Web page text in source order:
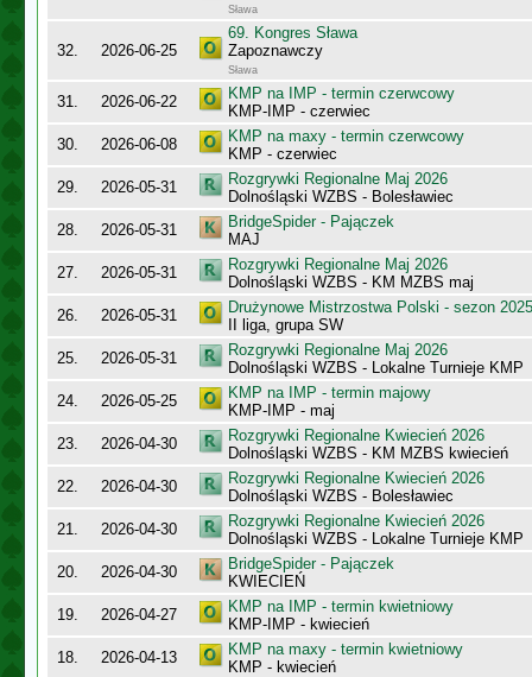
Sława
32. 2026-06-25
69. Kongres Sława
Zapoznawczy
Sława
31. 2026-06-22
KMP na IMP - termin czerwcowy
KMP-IMP - czerwiec
30.
2026-06-08
KMP na maxy - termin czerwcowy
KMP - czerwiec
29.
2026-05-31
Rozgrywki Regionalne Maj 2026
Dolnośląski WZBS - Bolesławiec
28.
2026-05-31
BridgeSpider - Pajączek
MAJ
27.
2026-05-31
Rozgrywki Regionalne Maj 2026
Dolnośląski WZBS - KM MZBS maj
26.
2026-05-31
Drużynowe Mistrzostwa Polski - sezon
II liga, grupa SW
25.
2026-05-31
Rozgrywki Regionalne Maj 2026
Dolnośląski WZBS - Lokalne Turnieje KMP
24.
2026-05-25
KMP na IMP - termin majowy
KMP-IMP - maj
23.
2026-04-30
Rozgrywki Regionalne Kwiecień 2026
Dolnośląski WZBS - KM MZBS kwiecień
22.
2026-04-30
Rozgrywki Regionalne Kwiecień 2026
Dolnośląski WZBS - Bolesławiec
21.
2026-04-30
Rozgrywki Regionalne Kwiecień 2026
Dolnośląski WZBS - Lokalne Turnieje KMP
20.
2026-04-30
BridgeSpider - Pajączek
KWIECIEŃ
19.
2026-04-27
KMP na IMP - termin kwietniowy
KMP-IMP - kwiecień
18.
2026-04-13
KMP na maxy - termin kwietniowy
KMP - kwiecień